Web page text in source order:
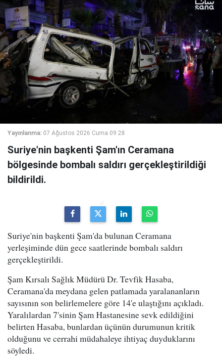
Yayınlanma: 07 Ağustos 2026 Cuma 09:28
Suriye'nin başkenti Şam'ın Ceramana
bölgesinde bombalı saldırı gerçekleştirildiği
bildirildi.
Suriye'nin başkenti Şam'da bulunan Ceramana
yerleşiminde dün gece saatlerinde bombalı saldırı
gerçekleştirildi.
Şam Kırsalı Sağlık Müdürü Dr. Tevfik Hasaba,
Ceramana'da meydana gelen patlamada yaralananların
sayısının son belirlemelere göre 14'e ulaştığını açıkladı.
Yaralılardan 7'sinin Şam Hastanesine sevk edildiğini
belirten Hasaba, bunlardan üçünün durumunun kritik
olduğunu ve cerrahi müdahaleye ihtiyaç duyduklarını
söyledi.